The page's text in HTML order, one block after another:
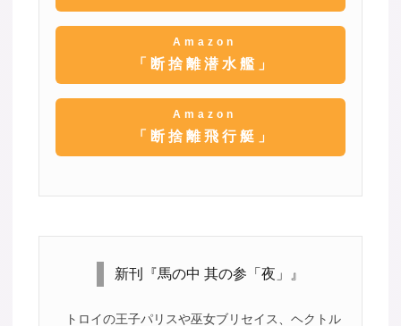
Amazon
「断捨離潜水艦」
Amazon
「断捨離飛行艇」
新刊『馬の中 其の参「夜」』
トロイの王子パリスや巫女ブリセイス、ヘクトル